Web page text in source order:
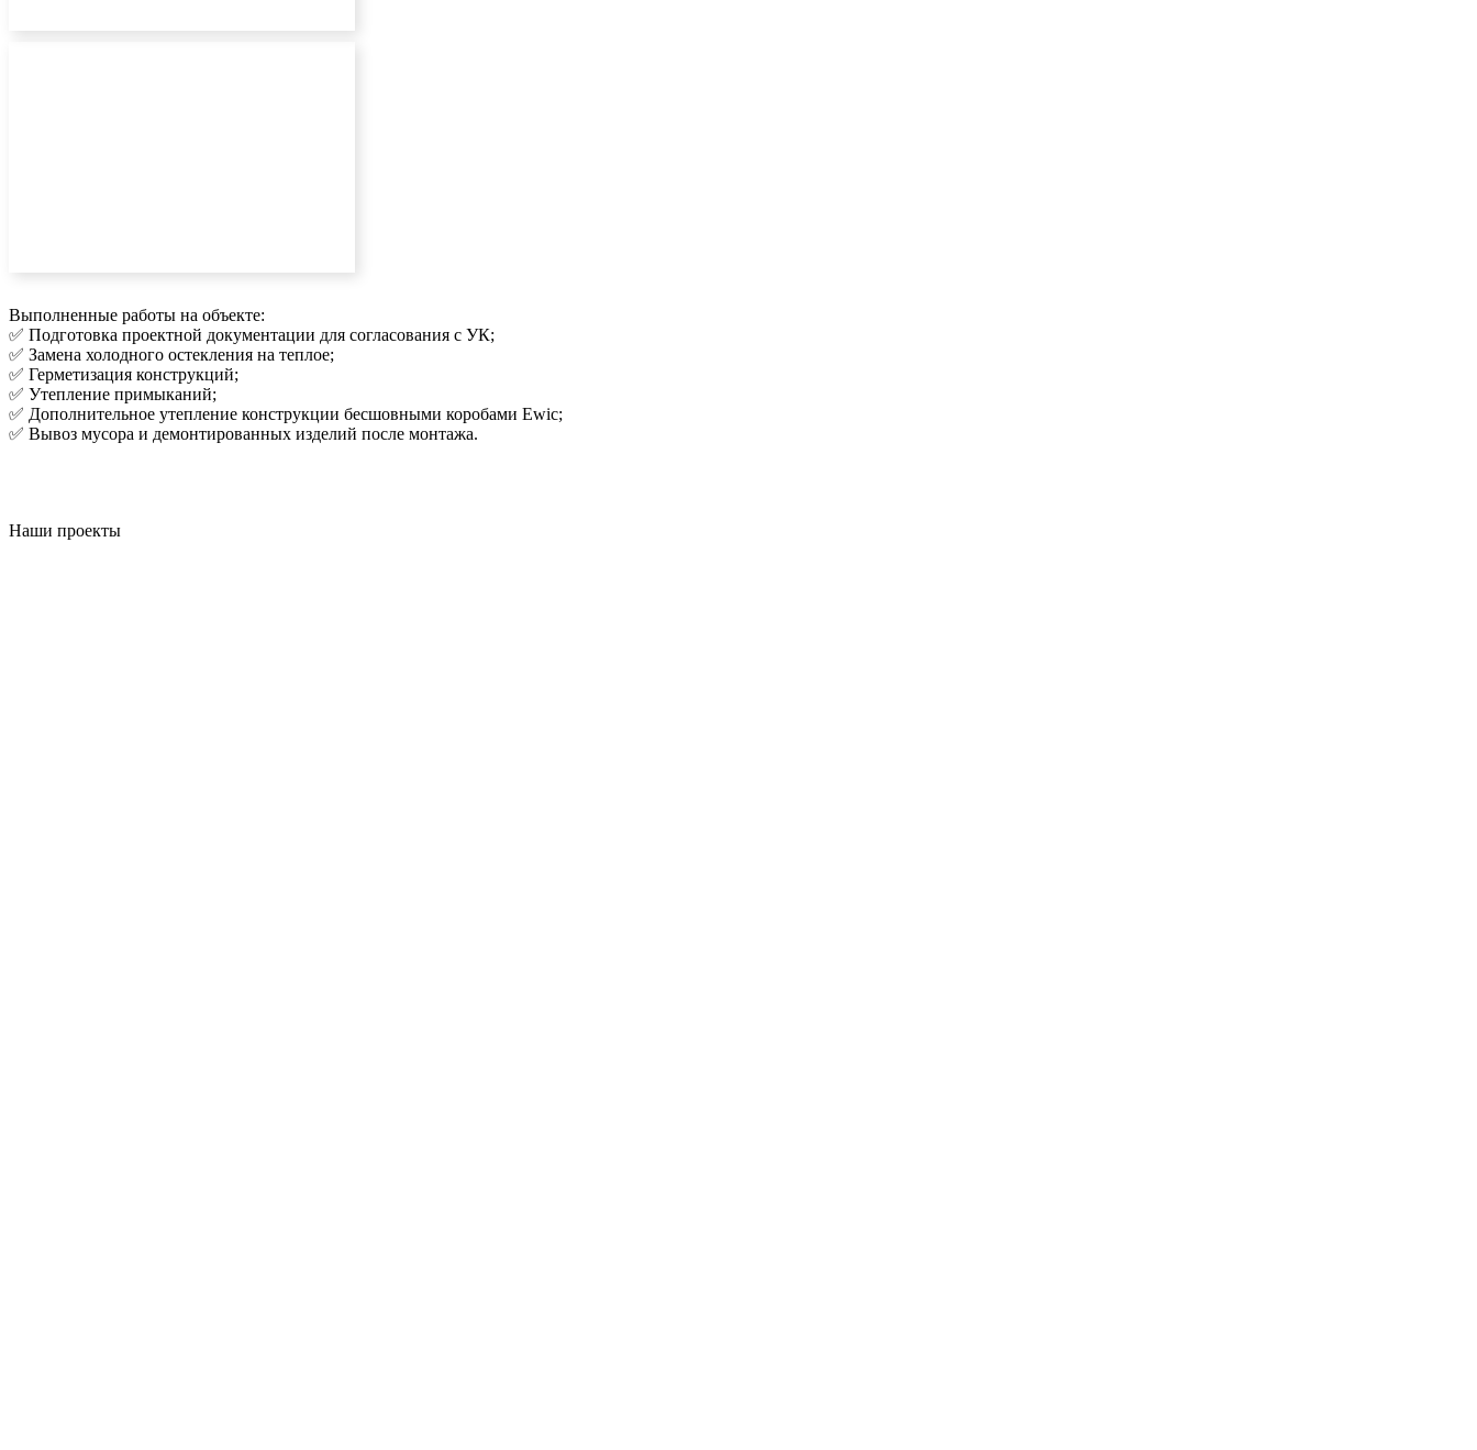
Выполненные работы на объекте:
✅ Подготовка проектной документации для согласования с УК;
✅ Замена холодного остекления на теплое;
✅ Герметизация конструкций;
✅ Утепление примыканий;
✅ Дополнительное утепление конструкции бесшовными коробами Ewic;
✅ Вывоз мусора и демонтированных изделий после монтажа.
Наши проекты